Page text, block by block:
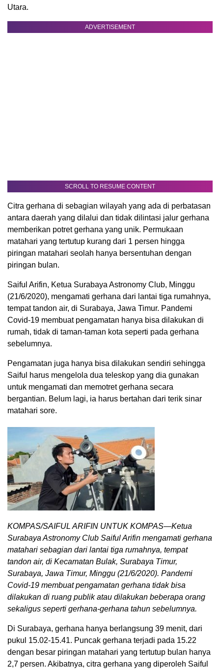
Utara.
ADVERTISEMENT
SCROLL TO RESUME CONTENT
Citra gerhana di sebagian wilayah yang ada di perbatasan
antara daerah yang dilalui dan tidak dilintasi jalur gerhana
memberikan potret gerhana yang unik. Permukaan
matahari yang tertutup kurang dari 1 persen hingga
piringan matahari seolah hanya bersentuhan dengan
piringan bulan.
Saiful Arifin, Ketua Surabaya Astronomy Club, Minggu
(21/6/2020), mengamati gerhana dari lantai tiga rumahnya,
tempat tandon air, di Surabaya, Jawa Timur. Pandemi
Covid-19 membuat pengamatan hanya bisa dilakukan di
rumah, tidak di taman-taman kota seperti pada gerhana
sebelumnya.
Pengamatan juga hanya bisa dilakukan sendiri sehingga
Saiful harus mengelola dua teleskop yang dia gunakan
untuk mengamati dan memotret gerhana secara
bergantian. Belum lagi, ia harus bertahan dari terik sinar
matahari sore.
KOMPAS/SAIFUL ARIFIN UNTUK KOMPAS—Ketua
Surabaya Astronomy Club Saiful Arifin mengamati gerhana
matahari sebagian dari lantai tiga rumahnya, tempat
tandon air, di Kecamatan Bulak, Surabaya Timur,
Surabaya, Jawa Timur, Minggu (21/6/2020). Pandemi
Covid-19 membuat pengamatan gerhana tidak bisa
dilakukan di ruang publik atau dilakukan beberapa orang
sekaligus seperti gerhana-gerhana tahun sebelumnya.
Di Surabaya, gerhana hanya berlangsung 39 menit, dari
pukul 15.02-15.41. Puncak gerhana terjadi pada 15.22
dengan besar piringan matahari yang tertutup bulan hanya
2,7 persen. Akibatnya, citra gerhana yang diperoleh Saiful